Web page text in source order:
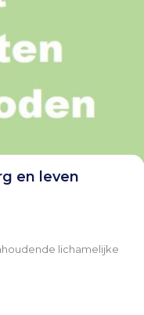
en leven
lichamelijke